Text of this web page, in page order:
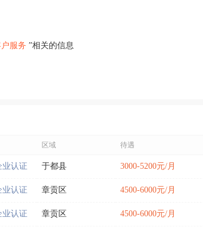
服务 ”相关的信息
区域 待遇
业认证 于都县 3000-5200元/月
业认证 章贡区 4500-6000元/月
业认证 章贡区 4500-6000元/月